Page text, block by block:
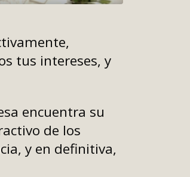
tus intereses, y
encuentra su
de los
y en definitiva,